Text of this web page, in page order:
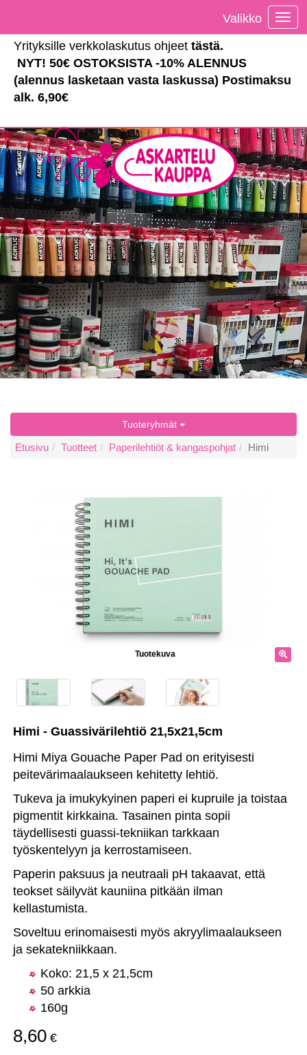
Yrityksille verkkolaskutus ohjeet tästä.
NYT! 50€ OSTOKSISTA -10% ALENNUS
(alennus lasketaan vasta laskussa) Postimaksu
alk. 6,90€
Valikko
Tuoteryhmät
Etusivu Tuotteet Paperilehtiöt & kangaspohjat Himi
Tuotekuva
Himi - Guassivärilehtiö 21,5x21,5cm
Himi Miya Gouache Paper Pad on erityisesti
peitevärimaalaukseen kehitetty lehtiö.
Tukeva ja imukykyinen paperi ei kupruile ja toistaa
pigmentit kirkkaina. Tasainen pinta sopii
täydellisesti guassi-tekniikan tarkkaan
työskentelyyn ja kerrostamiseen.
Paperin paksuus ja neutraali pH takaavat, että
teokset säilyvät kauniina pitkään ilman
kellastumista.
Soveltuu erinomaisesti myös akryylimaalaukseen
ja sekatekniikkaan.
Koko: 21,5 x 21,5cm
50 arkkia
160g
8,60 €